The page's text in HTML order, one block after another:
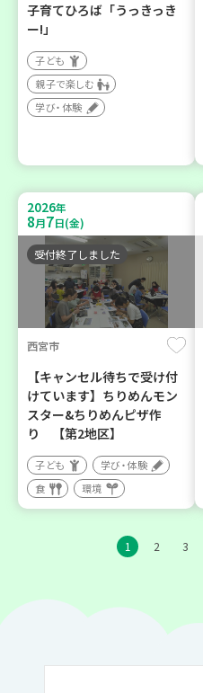
子育てひろば「うっきっき
ー!」
子ども
親子で楽しむ
学び・体験
2026年
8月7日(金)
受付終了しました
西宮市
【キャンセル待ちで受け付
けています】ちりめんモン
スター&ちりめんピザ作
り 【第2地区】
子ども
学び・体験
食
環境
1 2 3